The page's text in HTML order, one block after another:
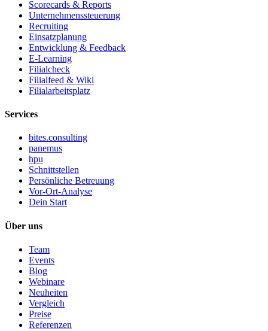
Scorecards & Reports
Unternehmenssteuerung
Recruiting
Einsatzplanung
Entwicklung & Feedback
E-Learning
Filialcheck
Filialfeed & Wiki
Filialarbeitsplatz
Services
bites.consulting
panemus
hpu
Schnittstellen
Persönliche Betreuung
Vor-Ort-Analyse
Dein Start
Über uns
Team
Events
Blog
Webinare
Neuheiten
Vergleich
Preise
Referenzen